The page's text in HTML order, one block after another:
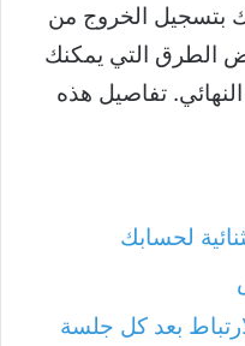
بتسجيل الخروج من
الطرق التي يمكنك
تفاصيل هذه